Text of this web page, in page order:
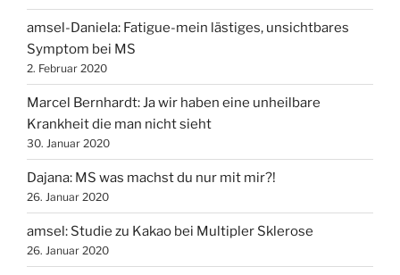
amsel-Daniela: Fatigue-mein lästiges, unsichtbares
Symptom bei MS
2. Februar 2020
Marcel Bernhardt: Ja wir haben eine unheilbare
Krankheit die man nicht sieht
30. Januar 2020
Dajana: MS was machst du nur mit mir?!
26. Januar 2020
amsel: Studie zu Kakao bei Multipler Sklerose
26. Januar 2020